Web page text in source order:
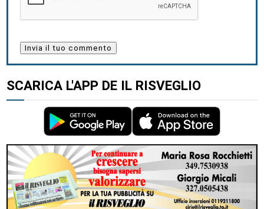
SCARICA L'APP DE IL RISVEGLIO